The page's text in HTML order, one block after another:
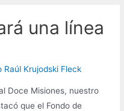
una línea
Raúl Krujodski Fleck
Doce Misiones, nuestro
que el Fondo de